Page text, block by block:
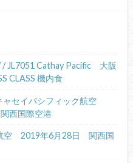
/ JL7051 Cathay Pacific 大阪
CLASS 機内食
ャセイパシフィック航空
西国際空港
空 2019年6月28日 関西国